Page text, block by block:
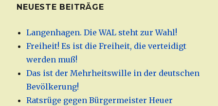
NEUESTE BEITRÄGE
Langenhagen. Die WAL steht zur Wahl!
Freiheit! Es ist die Freiheit, die verteidigt
werden muß!
Das ist der Mehrheitswille in der deutschen
Bevölkerung!
Ratsrüge gegen Bürgermeister Heuer